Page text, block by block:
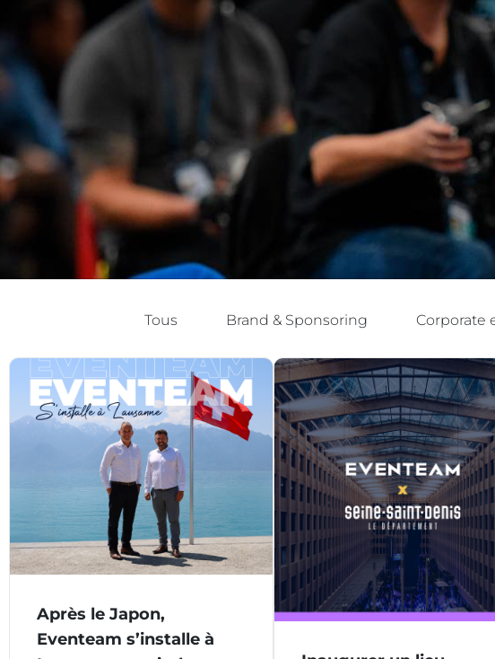
Tous Brand & Sponsoring Corporate
Après le Japon,
Eventeam s’installe à